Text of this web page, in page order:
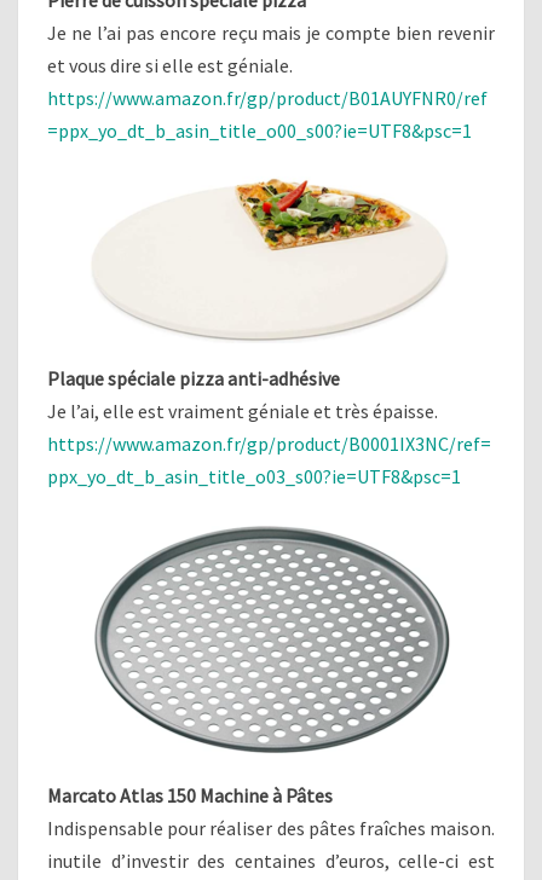
Je ne l’ai pas encore reçu mais je compte bien revenir
et vous dire si elle est géniale.
https://www.amazon.fr/gp/product/B01AUYFNR0/ref
=ppx_yo_dt_b_asin_title_o00_s00?ie=UTF8&psc=1
Plaque spéciale pizza anti-adhésive
Je l’ai, elle est vraiment géniale et très épaisse.
https://www.amazon.fr/gp/product/B0001IX3NC/ref=
ppx_yo_dt_b_asin_title_o03_s00?ie=UTF8&psc=1
Marcato Atlas 150 Machine à Pâtes
Indispensable pour réaliser des pâtes fraîches maison.
inutile d’investir des centaines d’euros, celle-ci est